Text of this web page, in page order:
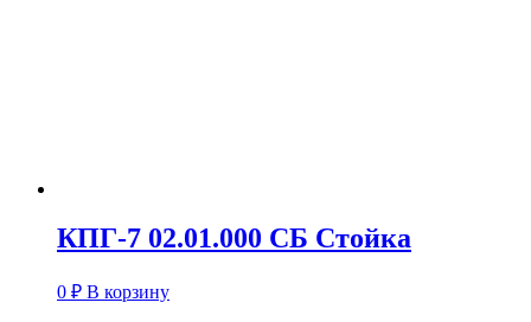
КПГ-7 02.01.000 СБ Стойка
0 ₽ В корзину